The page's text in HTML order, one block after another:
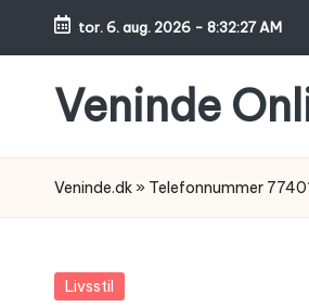
Skip
content
tor. 6. aug. 2026 - 8:32:28 AM
Veninde
venindesnak
bliver
inspiration
Veninde.dk » Telefonnummer
Posted
Livsstil